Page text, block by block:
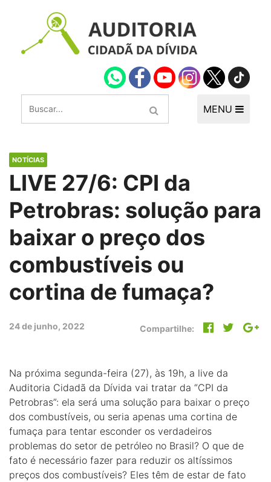
MENU
NOTÍCIAS
LIVE 27/6: CPI da
Petrobras: solução para
baixar o preço dos
combustíveis ou
cortina de fumaça?
24 de junho, 2022 Compartilhe:
Na próxima segunda-feira (27), às 19h, a live da
Auditoria Cidadã da Dívida vai tratar da “CPI da
Petrobras”: ela será uma solução para baixar o preço
dos combustíveis, ou seria apenas uma cortina de
fumaça para tentar esconder os verdadeiros
problemas do setor de petróleo no Brasil? O que de
fato é necessário fazer para reduzir os altíssimos
preços dos combustíveis? Eles têm de estar de fato